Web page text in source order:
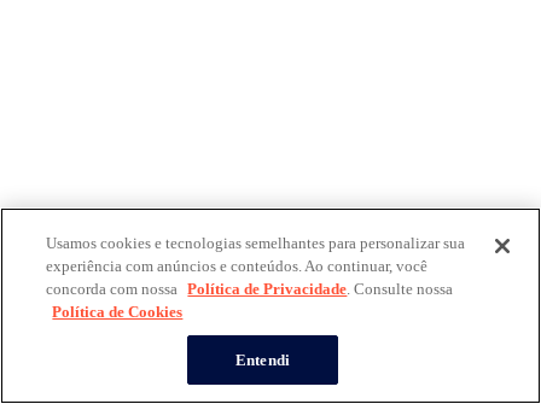
Usamos cookies e tecnologias semelhantes para personalizar sua
experiência com anúncios e conteúdos. Ao continuar, você
concorda com nossa Política de Privacidade. Consulte nossa
Política de Cookies
Entendi